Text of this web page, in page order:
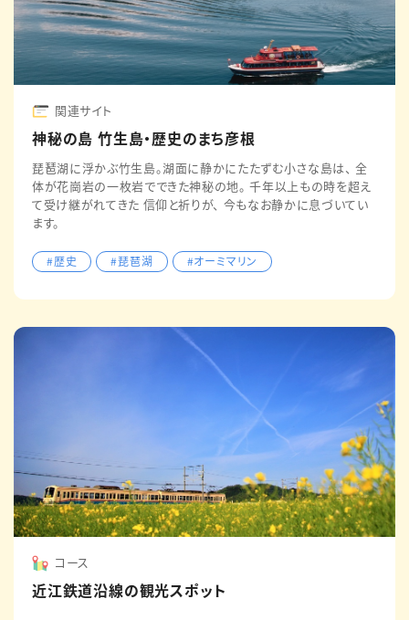
関連サイト
神秘の島 竹生島・歴史のまち彦根
琵琶湖に浮かぶ竹生島。湖面に静かにたたずむ小さな島は、 全
体が花崗岩の一枚岩でできた神秘の地。 千年以上もの時を超え
て受け継がれてきた 信仰と祈りが、 今もなお静かに息づいてい
ます。
#歴史 #琵琶湖 #オーミマリン
コース
近江鉄道沿線の観光スポット